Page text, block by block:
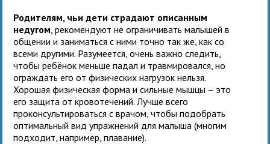
Родителям, чьи дети страдают описанным
недугом , рекомендуют не ограничивать малышей в
общении и заниматься с ними точно так же, как со
всеми другими. Разумеется, очень важно следить,
чтобы ребёнок меньше падал и травмировался, но
ограждать его от физических нагрузок нельзя.
Хорошая физическая форма и сильные мышцы – это
его защита от кровотечений. Лучше всего
проконсультироваться с врачом, чтобы подобрать
оптимальный вид упражнений для малыша (многим
подходит, например, плавание).